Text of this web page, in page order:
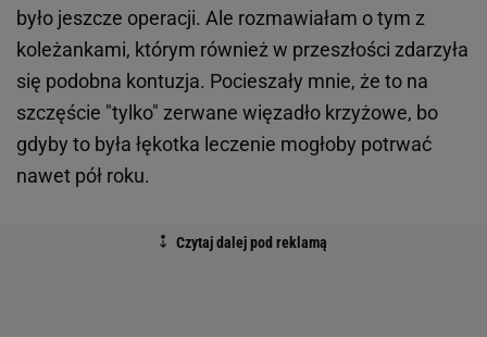
było jeszcze operacji. Ale rozmawiałam o tym z
koleżankami, którym również w przeszłości zdarzyła
się podobna kontuzja. Pocieszały mnie, że to na
szczęście "tylko" zerwane więzadło krzyżowe, bo
gdyby to była łękotka leczenie mogłoby potrwać
nawet pół roku.